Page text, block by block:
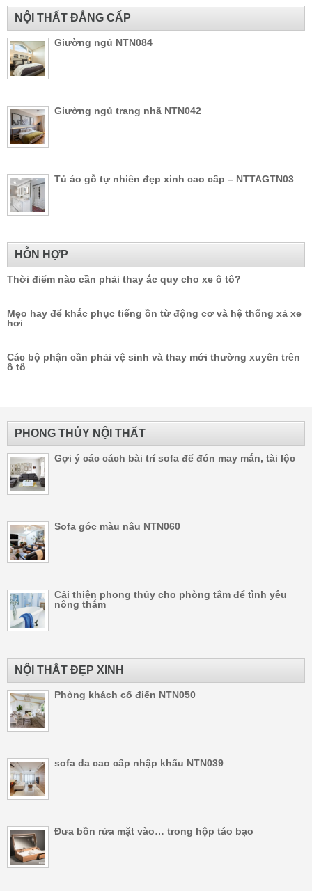
NỘI THẤT ĐẲNG CẤP
Giường ngủ NTN084
Giường ngủ trang nhã NTN042
Tủ áo gỗ tự nhiên đẹp xinh cao cấp – NTTAGTN03
HỖN HỢP
Thời điểm nào cần phải thay ắc quy cho xe ô tô?
Mẹo hay để khắc phục tiếng ồn từ động cơ và hệ thống xả xe
hơi
Các bộ phận cần phải vệ sinh và thay mới thường xuyên trên
ô tô
PHONG THỦY NỘI THẤT
Gợi ý các cách bài trí sofa để đón may mắn, tài lộc
Sofa góc màu nâu NTN060
Cải thiện phong thủy cho phòng tắm để tình yêu
nông thắm
NỘI THẤT ĐẸP XINH
Phòng khách cổ điển NTN050
sofa da cao cấp nhập khẩu NTN039
Đưa bồn rửa mặt vào… trong hộp táo bạo